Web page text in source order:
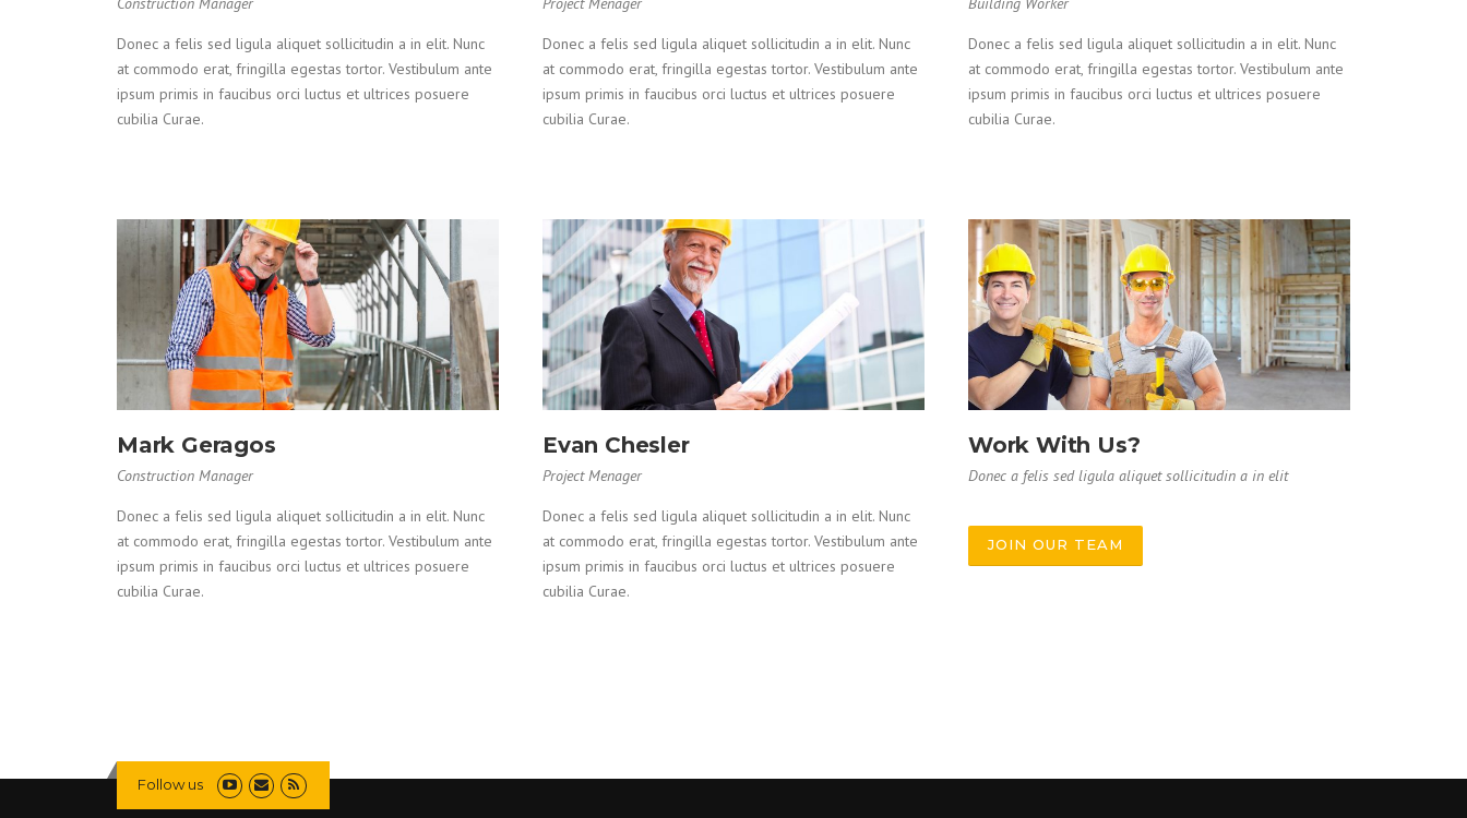
Donec a felis sed ligula aliquet sollicitudin a in elit. Nunc
at commodo erat, fringilla egestas tortor. Vestibulum ante
ipsum primis in faucibus orci luctus et ultrices posuere
cubilia Curae.
Donec a felis sed ligula aliquet sollicitudin a in elit. Nunc
at commodo erat, fringilla egestas tortor. Vestibulum ante
ipsum primis in faucibus orci luctus et ultrices posuere
cubilia Curae.
Donec a felis sed ligula aliquet sollicitudin a in elit. Nunc
at commodo erat, fringilla egestas tortor. Vestibulum ante
ipsum primis in faucibus orci luctus et ultrices posuere
cubilia Curae.
Mark Geragos
Construction Manager
Donec a felis sed ligula aliquet sollicitudin a in elit. Nunc
at commodo erat, fringilla egestas tortor. Vestibulum ante
ipsum primis in faucibus orci luctus et ultrices posuere
cubilia Curae.
Evan Chesler
Project Menager
Donec a felis sed ligula aliquet sollicitudin a in elit. Nunc
at commodo erat, fringilla egestas tortor. Vestibulum ante
ipsum primis in faucibus orci luctus et ultrices posuere
cubilia Curae.
Work With Us?
Donec a felis sed ligula aliquet sollicitudin a in elit
JOIN OUR TEAM
Follow us